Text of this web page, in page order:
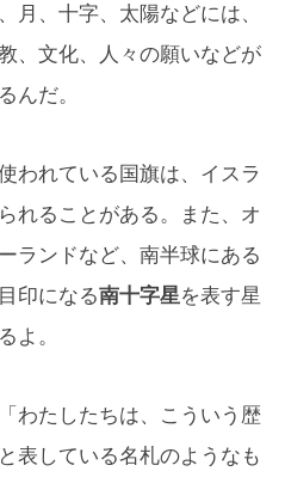
月、十字、太陽などには、
、文化、人々の願いなどが
んだ。
われている国旗は、イスラ
れることがある。また、オ
ランドなど、南半球にある
印になる南十字星を表す星
よ。
わたしたちは、こういう歴
表している名札のようなも